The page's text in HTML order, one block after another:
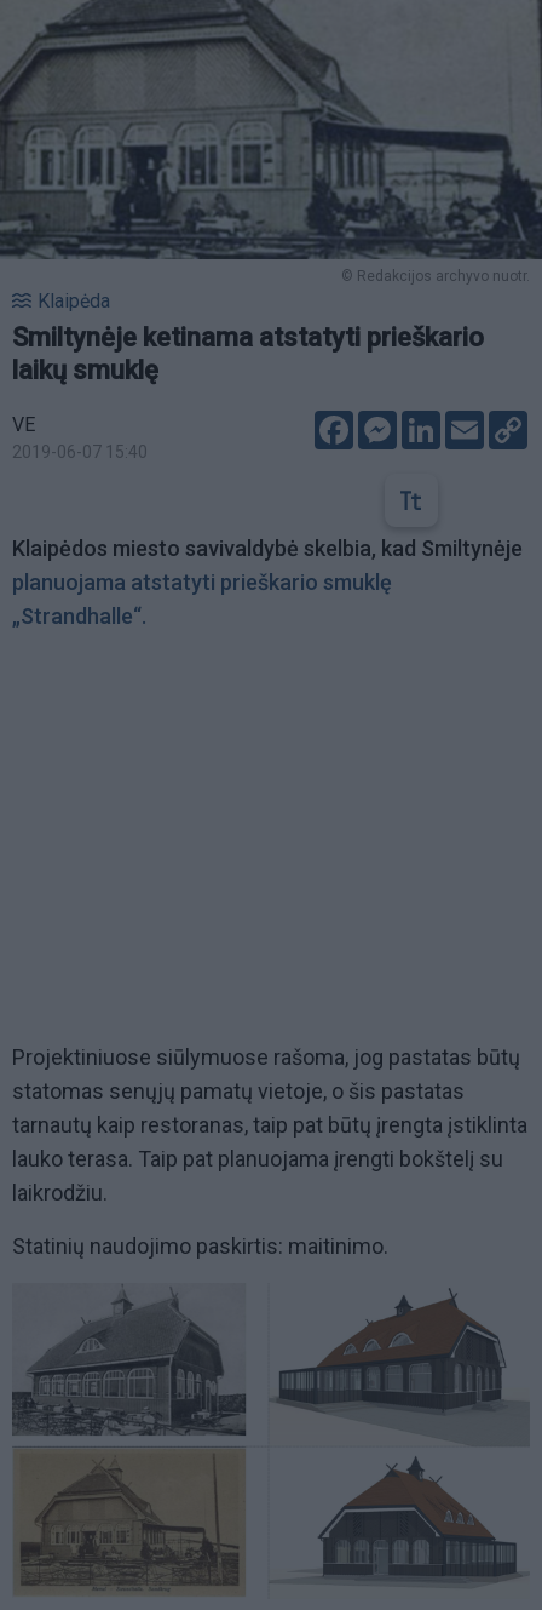
© Redakcijos archyvo nuotr.
Klaipėda
Smiltynėje ketinama atstatyti prieškario
laikų smuklę
VE
2019-06-07 15:40
FacebookMessenger
LinkedIn
Email
Klaipėdos miesto savivaldybė skelbia, kad Smiltynėje
planuojama atstatyti prieškario smuklę
„Strandhalle“.
Projektiniuose siūlymuose rašoma, jog pastatas būtų
statomas senųjų pamatų vietoje, o šis pastatas
tarnautų kaip restoranas, taip pat būtų įrengta įstiklinta
lauko terasa. Taip pat planuojama įrengti bokštelį su
laikrodžiu.
Statinių naudojimo paskirtis: maitinimo.